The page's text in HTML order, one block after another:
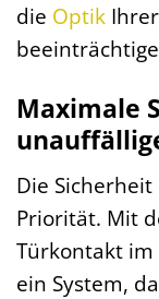
die Optik
Maximale
Die
Priorität. Mit
Türkontakt im
ein System,